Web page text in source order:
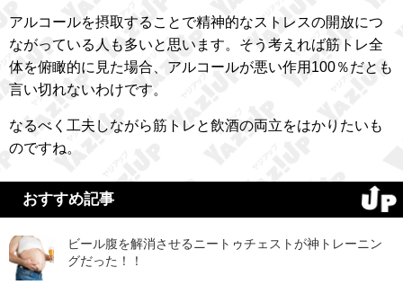
アルコールを摂取することで精神的なストレスの開放につ
ながっている人も多いと思います。そう考えれば筋トレ全
体を俯瞰的に見た場合、アルコールが悪い作用100％だとも
言い切れないわけです。
なるべく工夫しながら筋トレと飲酒の両立をはかりたいも
のですね。
おすすめ記事
ビール腹を解消させるニートゥチェストが神トレーニン
グだった！！